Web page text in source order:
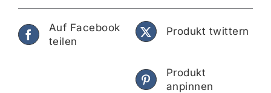
Auf Facebook
teilen
Produkt twittern
Produkt
anpinnen